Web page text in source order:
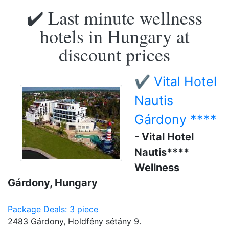
✔️ Last minute wellness
hotels in Hungary at
discount prices
✔️ Vital Hotel
Nautis
Gárdony ****
- Vital Hotel
Nautis****
Wellness
Gárdony, Hungary
Package Deals: 3 piece
2483 Gárdony, Holdfény sétány 9.